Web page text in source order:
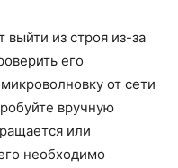
из строя из-за
его
от сети
вручную
или
необходимо